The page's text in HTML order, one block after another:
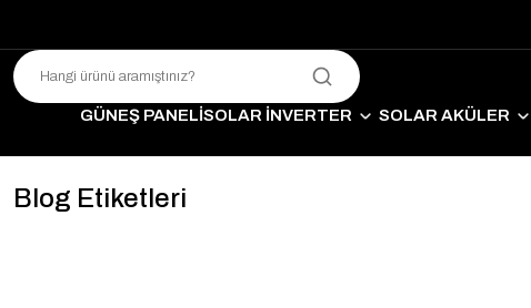
GÜNEŞ PANELİSOLAR İNVERTER SOLAR AKÜLER
Blog Etiketleri